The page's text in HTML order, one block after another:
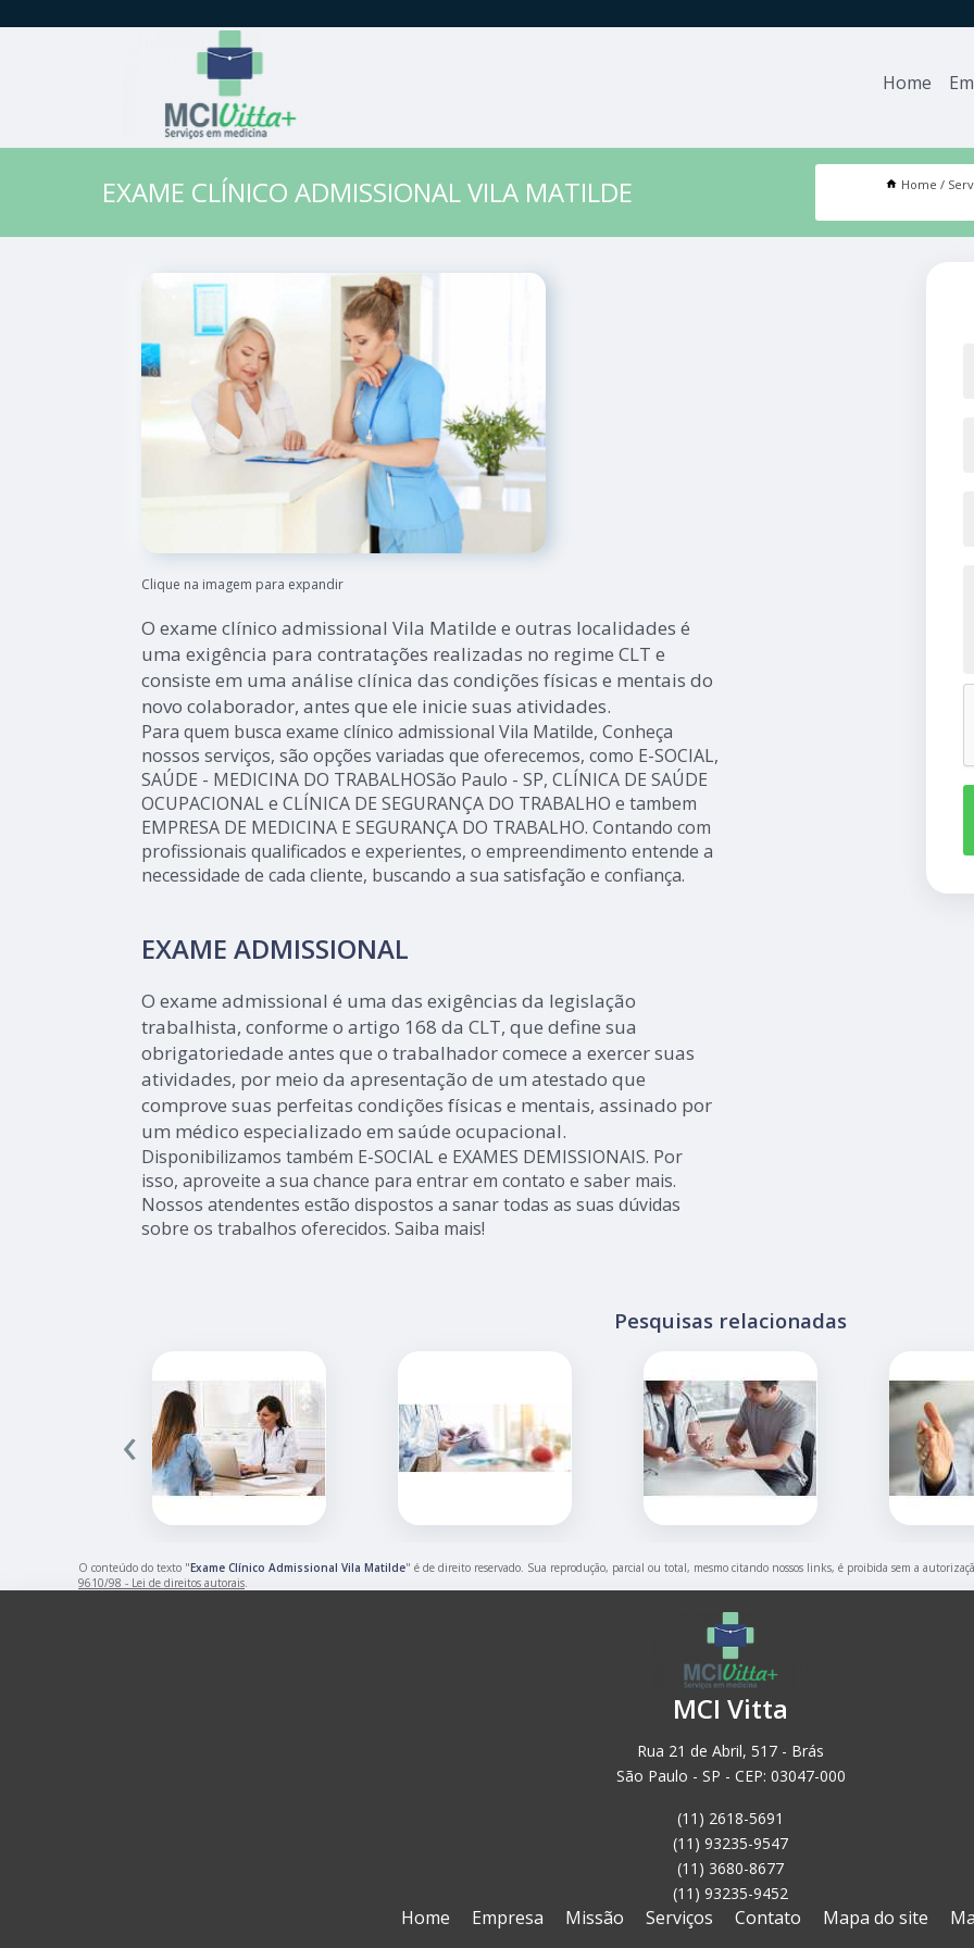
Home
EXAME CLÍNICO ADMISSIONAL VILA MATILDE Home
Clique na imagem para expandir
O exame clínico admissional Vila Matilde e outras localidades é
uma exigência para contratações realizadas no regime CLT e
consiste em uma análise clínica das condições físicas e mentais do
novo colaborador, antes que ele inicie suas atividades.
Para quem busca exame clínico admissional Vila Matilde, Conheça
nossos serviços, são opções variadas que oferecemos, como E-SOCIAL,
SAÚDE - MEDICINA DO TRABALHOSão Paulo - SP, CLÍNICA DE SAÚDE
OCUPACIONAL e CLÍNICA DE SEGURANÇA DO TRABALHO e tambem
EMPRESA DE MEDICINA E SEGURANÇA DO TRABALHO. Contando com
profissionais qualificados e experientes, o empreendimento entende a
necessidade de cada cliente, buscando a sua satisfação e confiança.
EXAME ADMISSIONAL
O exame admissional é uma das exigências da legislação
trabalhista, conforme o artigo 168 da CLT, que define sua
obrigatoriedade antes que o trabalhador comece a exercer suas
atividades, por meio da apresentação de um atestado que
comprove suas perfeitas condições físicas e mentais, assinado por
um médico especializado em saúde ocupacional.
Disponibilizamos também E-SOCIAL e EXAMES DEMISSIONAIS. Por
isso, aproveite a sua chance para entrar em contato e saber mais.
Nossos atendentes estão dispostos a sanar todas as suas dúvidas
sobre os trabalhos oferecidos. Saiba mais!
Pesquisas relacionadas
‹
O conteúdo do texto "Exame Clínico Admissional Vila Matilde" é de direito reservado. Sua reprodução, parcial ou total, mesmo citando nossos links, é proibida sem a
9610/98 - Lei de direitos autorais.
MCI Vitta
Rua 21 de Abril, 517 - Brás
São Paulo - SP - CEP: 03047-000
(11) 2618-5691
(11) 93235-9547
(11) 3680-8677
(11) 93235-9452
Home Empresa Missão Serviços Contato Mapa do site